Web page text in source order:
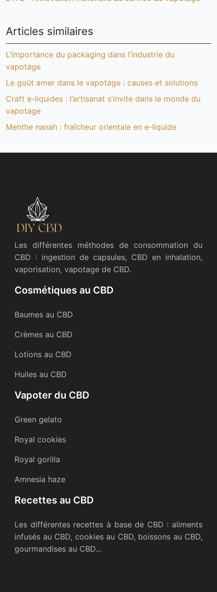
Articles similaires
L’importance du packaging dans l’industrie du
vapotage
Le goût amer dans le vapotage : causes et solutions
Craft e-liquides : l’artisanat s’invite dans le monde du
vapotage
Menthe nanah : fraîcheur orientale en e-liquide
Les différentes méthodes de consommation du
CBD : ingestion de capsules, CBD en inhalation,
vaporisation, vapotage de CBD.
Cosmétiques au CBD
Baumes au CBD
Crèmes au CBD
Lotions au CBD
Huiles au CBD
Vapoter du CBD
Green gelato
Royal cookies
Royal gorilla
Amnesia haze
Recettes au CBD
Les différentes recettes à base de CBD : aliments
infusés au CBD, cookies au CBD, boissons au CBD,
gourmandises au CBD…